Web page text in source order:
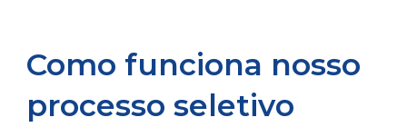
Como funciona nosso
processo seletivo